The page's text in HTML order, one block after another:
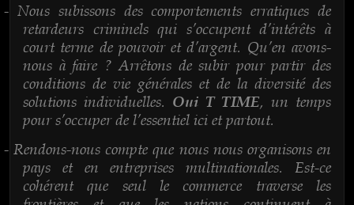
- Nous subissons des comportements erratiques de
retardeurs criminels qui s’occupent d’intérêts à
court terme de pouvoir et d’argent. Qu’en avons-
nous à faire ? Arrêtons de subir pour partir des
conditions de vie générales et de la diversité des
solutions individuelles. Oui T TIME, un temps
pour s’occuper de l’essentiel ici et partout.
- Rendons-nous compte que nous nous organisons en
pays et en entreprises multinationales. Est-ce
cohérent que seul le commerce traverse les